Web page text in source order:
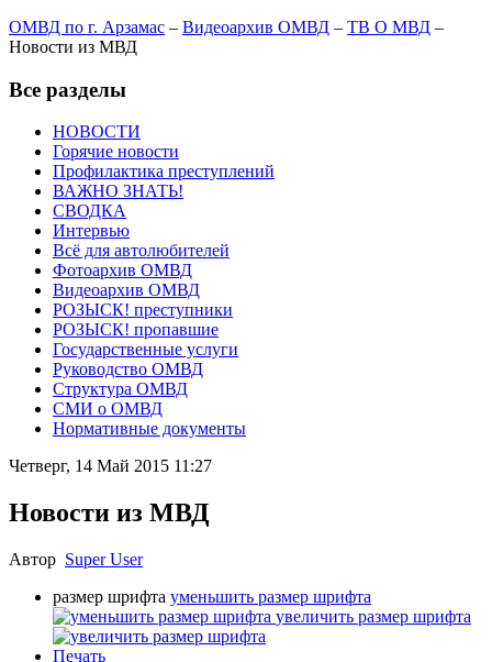
ОМВД по г. Арзамас – Видеоархив ОМВД – ТВ О МВД –
Новости из МВД
Все разделы
НОВОСТИ
Горячие новости
Профилактика преступлений
ВАЖНО ЗНАТЬ!
СВОДКА
Интервью
Всё для автолюбителей
Фотоархив ОМВД
Видеоархив ОМВД
РОЗЫСК! преступники
РОЗЫСК! пропавшие
Государственные услуги
Руководство ОМВД
Структура ОМВД
СМИ о ОМВД
Нормативные документы
Четверг, 14 Май 2015 11:27
Новости из МВД
Автор Super User
размер шрифта уменьшить размер шрифта
увеличить размер шрифта
Печать